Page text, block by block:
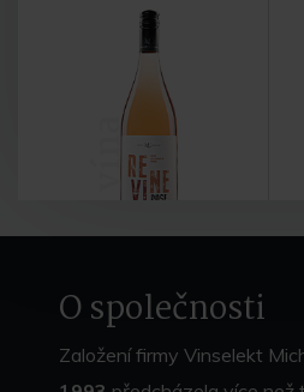
vína
O společnosti
Založení firmy Vinselekt